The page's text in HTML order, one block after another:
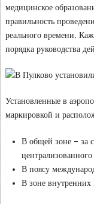
медицинское
правильность
реального времени.
порядка руководства
Установленные в
маркировкой и
В общей зоне – за
В поясу
В зоне